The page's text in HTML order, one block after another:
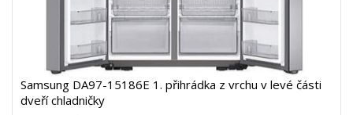
Samsung DA97-15186E 1. přihrádka z vrchu v levé části
dveří chladničky